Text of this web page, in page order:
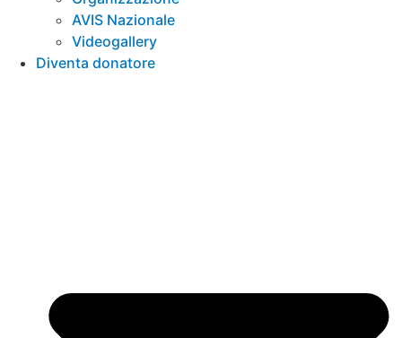
AVIS Nazionale
Videogallery
Diventa donatore